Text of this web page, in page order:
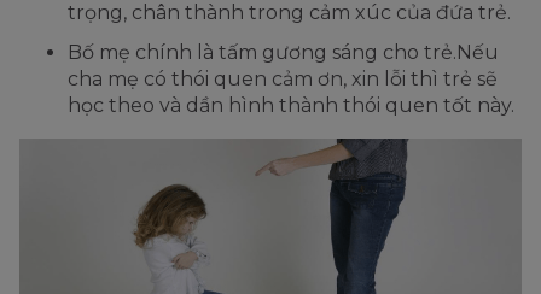
trọng, chân thành trong cảm xúc của đứa trẻ.
Bố mẹ chính là tấm gương sáng cho trẻ.Nếu
cha mẹ có thói quen cảm ơn, xin lỗi thì trẻ sẽ
học theo và dần hình thành thói quen tốt này.